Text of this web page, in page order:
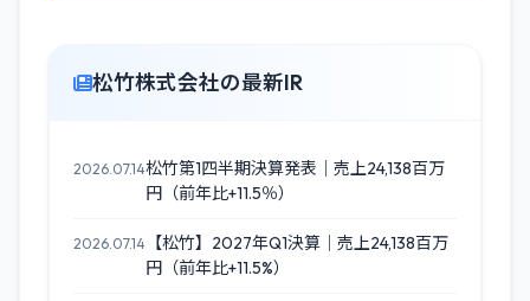
松竹株式会社の最新IR
2026.07.14松竹第1四半期決算発表｜売上24,138百万
円（前年比+11.5％）
2026.07.14 【松竹】2027年Q1決算｜売上24,138百万
円（前年比+11.5%）